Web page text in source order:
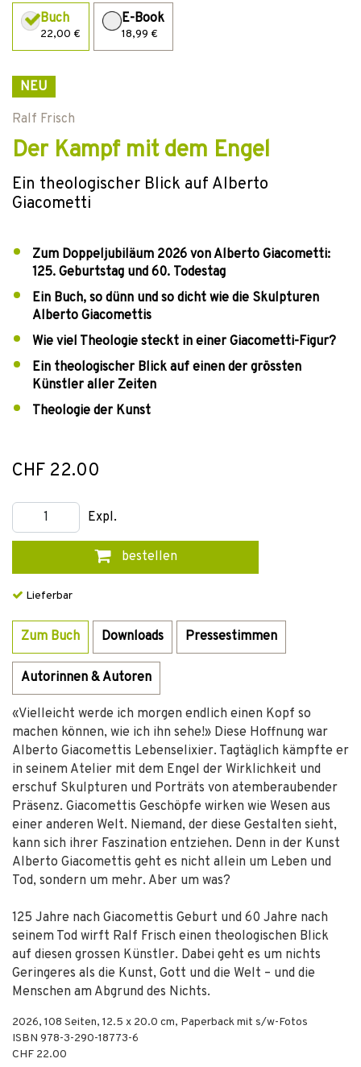
Buch
22,00 €
E-Book
18,99 €
NEU
Ralf Frisch
Der Kampf mit dem Engel
Ein theologischer Blick auf Alberto
Giacometti
Zum Doppeljubiläum 2026 von Alberto Giacometti:
125. Geburtstag und 60. Todestag
Ein Buch, so dünn und so dicht wie die Skulpturen
Alberto Giacomettis
Wie viel Theologie steckt in einer Giacometti-Figur?
Ein theologischer Blick auf einen der grössten
Künstler aller Zeiten
Theologie der Kunst
CHF 22.00
Expl.
bestellen
Lieferbar
Zum Buch Downloads Pressestimmen
Autorinnen & Autoren
«Vielleicht werde ich morgen endlich einen Kopf so
machen können, wie ich ihn sehe!» Diese Hoffnung war
Alberto Giacomettis Lebenselixier. Tagtäglich kämpfte er
in seinem Atelier mit dem Engel der Wirklichkeit und
erschuf Skulpturen und Porträts von atemberaubender
Präsenz. Giacomettis Geschöpfe wirken wie Wesen aus
einer anderen Welt. Niemand, der diese Gestalten sieht,
kann sich ihrer Faszination entziehen. Denn in der Kunst
Alberto Giacomettis geht es nicht allein um Leben und
Tod, sondern um mehr. Aber um was?
125 Jahre nach Giacomettis Geburt und 60 Jahre nach
seinem Tod wirft Ralf Frisch einen theologischen Blick
auf diesen grossen Künstler. Dabei geht es um nichts
Geringeres als die Kunst, Gott und die Welt – und die
Menschen am Abgrund des Nichts.
2026, 108 Seiten, 12.5 x 20.0 cm, Paperback mit s/w-Fotos
ISBN 978-3-290-18773-6
CHF 22.00